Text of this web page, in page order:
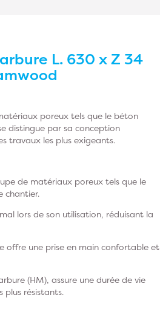
L. 630 x Z 34
poreux tels que le béton
distingue par sa conception
travaux les plus exigeants.
de matériaux poreux tels que le
chantier.
lors de son utilisation, réduisant la
offre une prise en main confortable et
(HM), assure une durée de vie
résistants.